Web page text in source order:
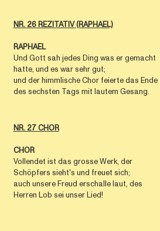
NR. 26 REZITATIV (RAPHAEL)
RAPHAEL
Und Gott sah jedes Ding was er gemacht
hatte, und es war sehr gut;
und der himmlische Chor feierte das Ende
des sechsten Tags mit lautem Gesang.
NR. 27 CHOR
CHOR
Vollendet ist das grosse Werk, der
Schöpfers sieht's und freuet sich;
auch unsere Freud erschalle laut, des
Herren Lob sei unser Lied!